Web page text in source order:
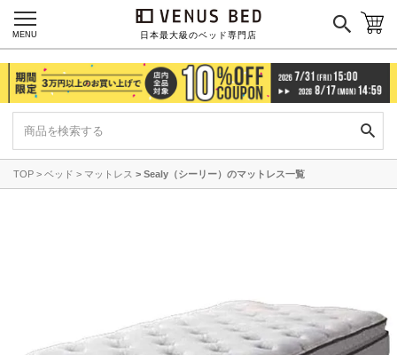
日本最大級のベッド専門店
MENU
TOP ベッド マットレス Sealy（シーリー）のマットレス一覧